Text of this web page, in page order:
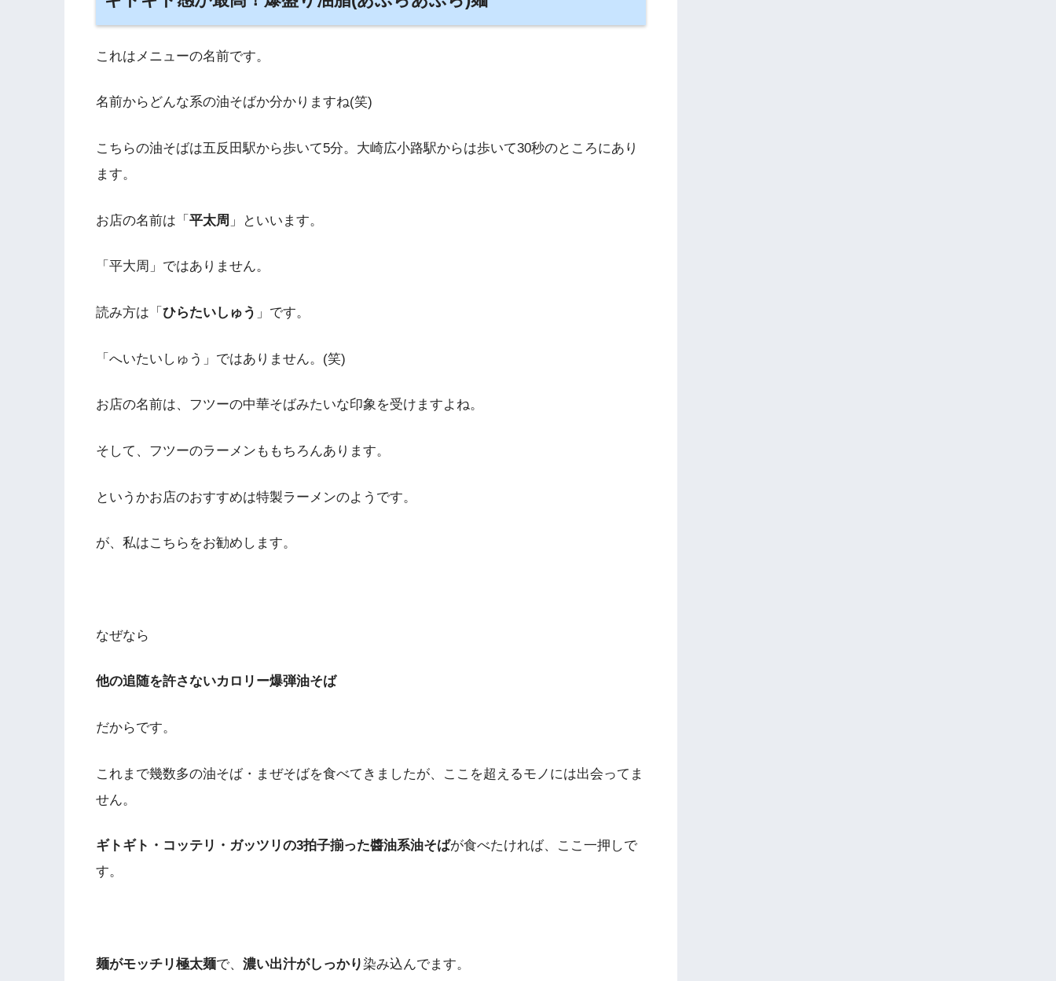
これはメニューの名前です。
名前からどんな系の油そばか分かりますね(笑)
こちらの油そばは五反田駅から歩いて5分。大崎広小路駅からは歩いて30秒のところにあり
ます。
お店の名前は「 平太周 」といいます。
「平大周」ではありません。
読み方は「 ひらたいしゅう 」です。
「へいたいしゅう」ではありません。(笑)
お店の名前は、フツーの中華そばみたいな印象を受けますよね。
そして、フツーのラーメンももちろんあります。
というかお店のおすすめは特製ラーメンのようです。
が、私はこちらをお勧めします。
なぜなら
他の追随を許さないカロリー爆弾油そば
だからです。
これまで幾数多の油そば・まぜそばを食べてきましたが、ここを超えるモノには出会ってま
せん。
ギトギト・コッテリ・ガッツリの3拍子揃った醬油系油そばが食べたければ、ここ一押しで
す。
麺がモッチリ極太麺で、 濃い出汁がしっかり染み込んでます。